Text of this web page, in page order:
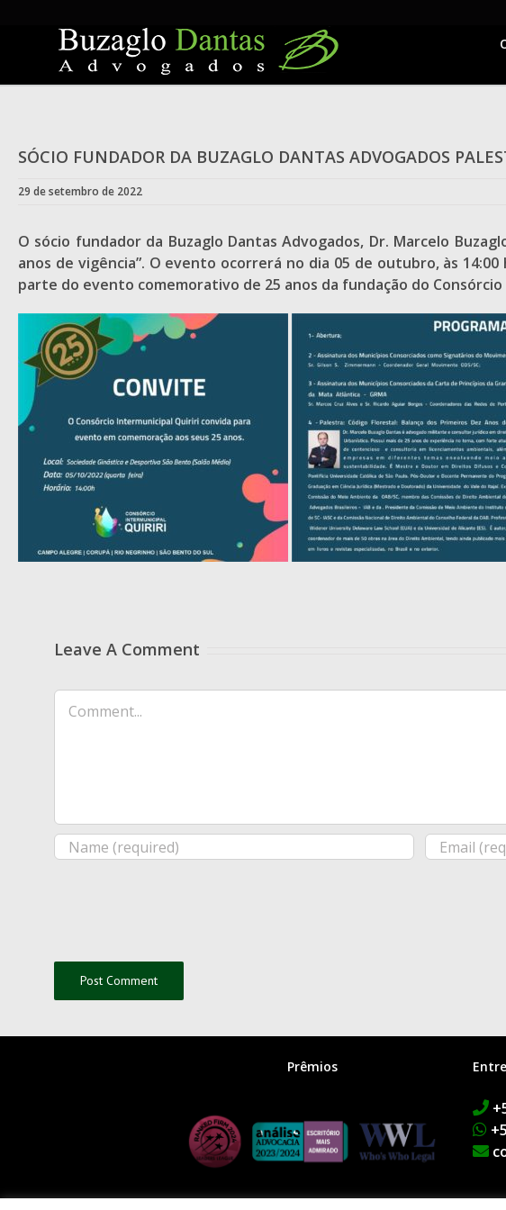
SÓCIO FUNDADOR DA BUZAGLO DANTAS ADVOGADOS
29 de setembro de 2022
O sócio fundador da Buzaglo Dantas Advogados, Dr. Marcelo
anos de vigência”. O evento ocorrerá no dia 05 de outubro, às
parte do evento comemorativo de 25 anos da fundação do
Leave A Comment
Comment
Prêmios